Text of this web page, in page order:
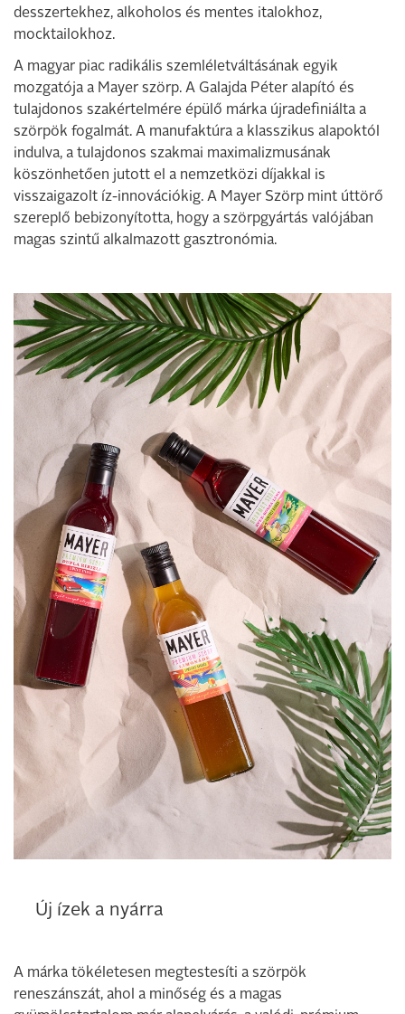
desszertekhez, alkoholos és mentes italokhoz,
mocktailokhoz.
A magyar piac radikális szemléletváltásának egyik
mozgatója a Mayer szörp. A Galajda Péter alapító és
tulajdonos szakértelmére épülő márka újradefiniálta a
szörpök fogalmát. A manufaktúra a klasszikus alapoktól
indulva, a tulajdonos szakmai maximalizmusának
köszönhetően jutott el a nemzetközi díjakkal is
visszaigazolt íz-innovációkig. A Mayer Szörp mint úttörő
szereplő bebizonyította, hogy a szörpgyártás valójában
magas szintű alkalmazott gasztronómia.
Új ízek a nyárra
A márka tökéletesen megtestesíti a szörpök
reneszánszát, ahol a minőség és a magas